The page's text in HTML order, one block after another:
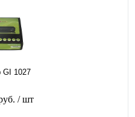
GI 1027
/ шт